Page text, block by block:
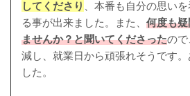
してくださり
、本番も自分の思い
る事が出来ました。また、 何度も
ませんか？と聞いてくださったので
減し、就業日から頑張れそうです
した。